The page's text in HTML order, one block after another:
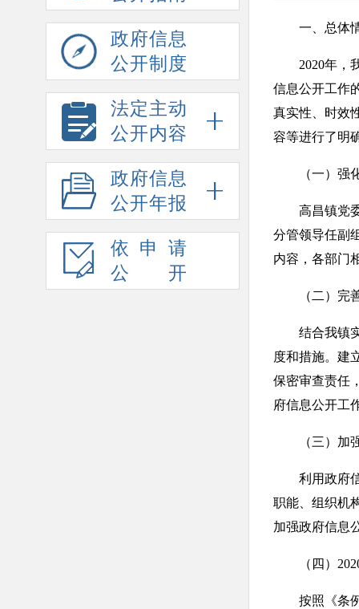
政府信息
公开制度
法定主动
公开内容
政府信息
公开年报
依申请
公开
一、总
2020年，我
信息公开工作
真实性、时效
容等进行了
（一）强化
高昌镇党委
分管领导任副
内容，各部
（二）完善
结合我镇实
度和措施。建
保密审查责任
府信息公开
（三）加强
利用政府信
职能、组织机
加强政府信息
（四）
按照《条例